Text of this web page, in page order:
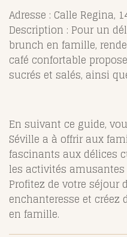
Adresse : Calle Regina,
Description : Pour un
brunch en famille,
café confortable
sucrés et salés, ainsi
En suivant ce guide,
Séville a à offrir aux
fascinants aux délices
les activités
Profitez de votre séjour
enchanteresse et
en famille.